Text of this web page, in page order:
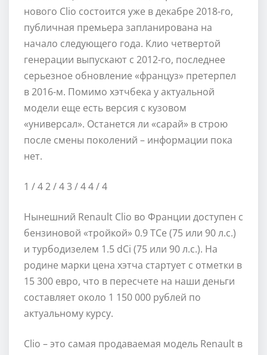
нового Clio состоится уже в декабре 2018-го,
публичная премьера запланирована на
начало следующего года. Клио четвертой
генерации выпускают с 2012-го, последнее
серьезное обновление «француз» претерпел
в 2016-м. Помимо хэтчбека у актуальной
модели еще есть версия с кузовом
«универсал». Останется ли «сарай» в строю
после смены поколений – информации пока
нет.
1 / 42/ 43 / 44/ 4
Нынешний Renault Clio во Франции доступен с
бензиновой «тройкой» 0.9 TCe (75 или 90 л.с.)
и турбодизелем 1.5 dCi (75 или 90 л.с.). На
родине марки цена хэтча стартует с отметки в
15 300 евро, что в пересчете на наши деньги
составляет около 1 150 000 рублей по
актуальному курсу.
Clio – это самая продаваемая модель Renault в